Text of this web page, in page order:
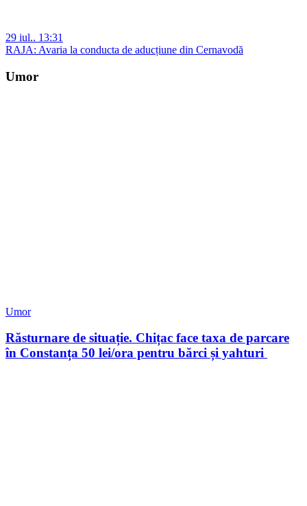
29 iul.. 13:31
RAJA: Avaria la conducta de aducțiune din Cernavodă
Umor
Umor
Răsturnare de situație. Chițac face taxa de parcare
în Constanța 50 lei/ora pentru bărci și yahturi